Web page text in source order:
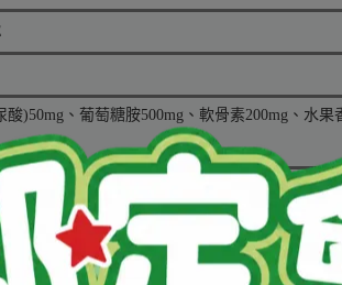
)50mg、葡萄糖胺500mg、軟骨素200mg、水
裝含30份
裝後一次飲用完畢
處，冷藏後飲用風味尤佳